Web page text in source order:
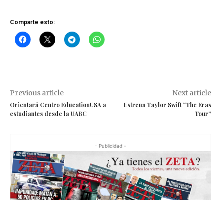
Comparte esto:
Previous article
Orientará Centro EducationUSA a
estudiantes desde la UABC
Next article
Estrena Taylor Swift “The Eras
Tour”
- Publicidad -